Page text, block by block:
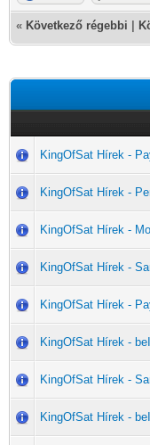
« Következő régebbi
KingOfSat Hírek -
KingOfSat Hírek -
KingOfSat Hírek -
KingOfSat Hírek -
KingOfSat Hírek -
KingOfSat Hírek -
KingOfSat Hírek -
KingOfSat Hírek -